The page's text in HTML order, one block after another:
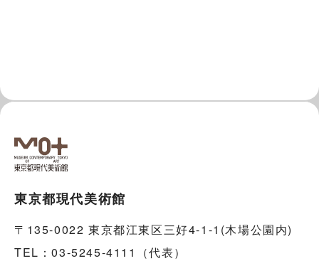
東京都現代美術館
〒135-0022 東京都江東区三好4-1-1(木場公園内)
TEL：03-5245-4111（代表）